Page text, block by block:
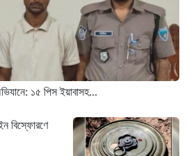
সাইফুর রহমান গ্রেপ্তার হচ্ছেন”
২১ ঘণ্টা আগে
খাগড়াছড়ি রামগড় পুলিশের অভিযানে: ১৫
পিস ইয়াবাসহ যুবক গ্রেপ্তার
২১ ঘণ্টা আগে
যুবক গুরুতর আহত
১৫ পিস ইয়াবাসহ...
বিস্ফোরণে